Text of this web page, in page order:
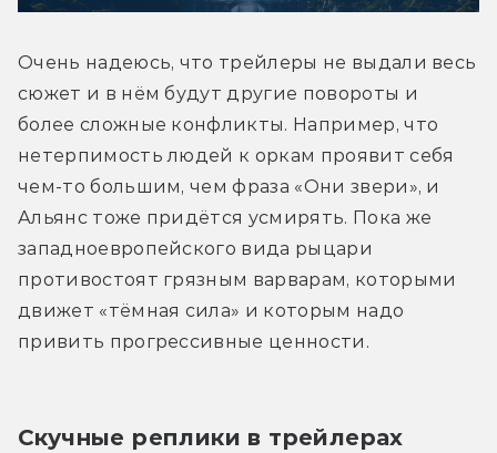
Очень надеюсь, что трейлеры не выдали весь
сюжет и в нём будут другие повороты и
более сложные конфликты. Например, что
нетерпимость людей к оркам проявит себя
чем-то большим, чем фраза «Они звери», и
Альянс тоже придётся усмирять. Пока же
западноевропейского вида рыцари
противостоят грязным варварам, которыми
движет «тёмная сила» и которым надо
привить прогрессивные ценности.
Скучные реплики в трейлерах